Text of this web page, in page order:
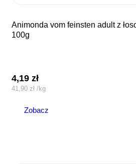
animonda vom feinsten adult z łososiem i krewetkami
100g
4,19zł
41,90zł /kg
Zobacz